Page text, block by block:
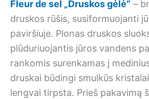
Fleur de sel „Druskos gėlė“ –
druskos rūšis, susiformuojanti
paviršiuje. Plonas druskos
plūduriuojantis jūros vandens
rankomis surenkamas į
druskai būdingi smulkūs
lengvai tirpsta. Prieš pakavimą